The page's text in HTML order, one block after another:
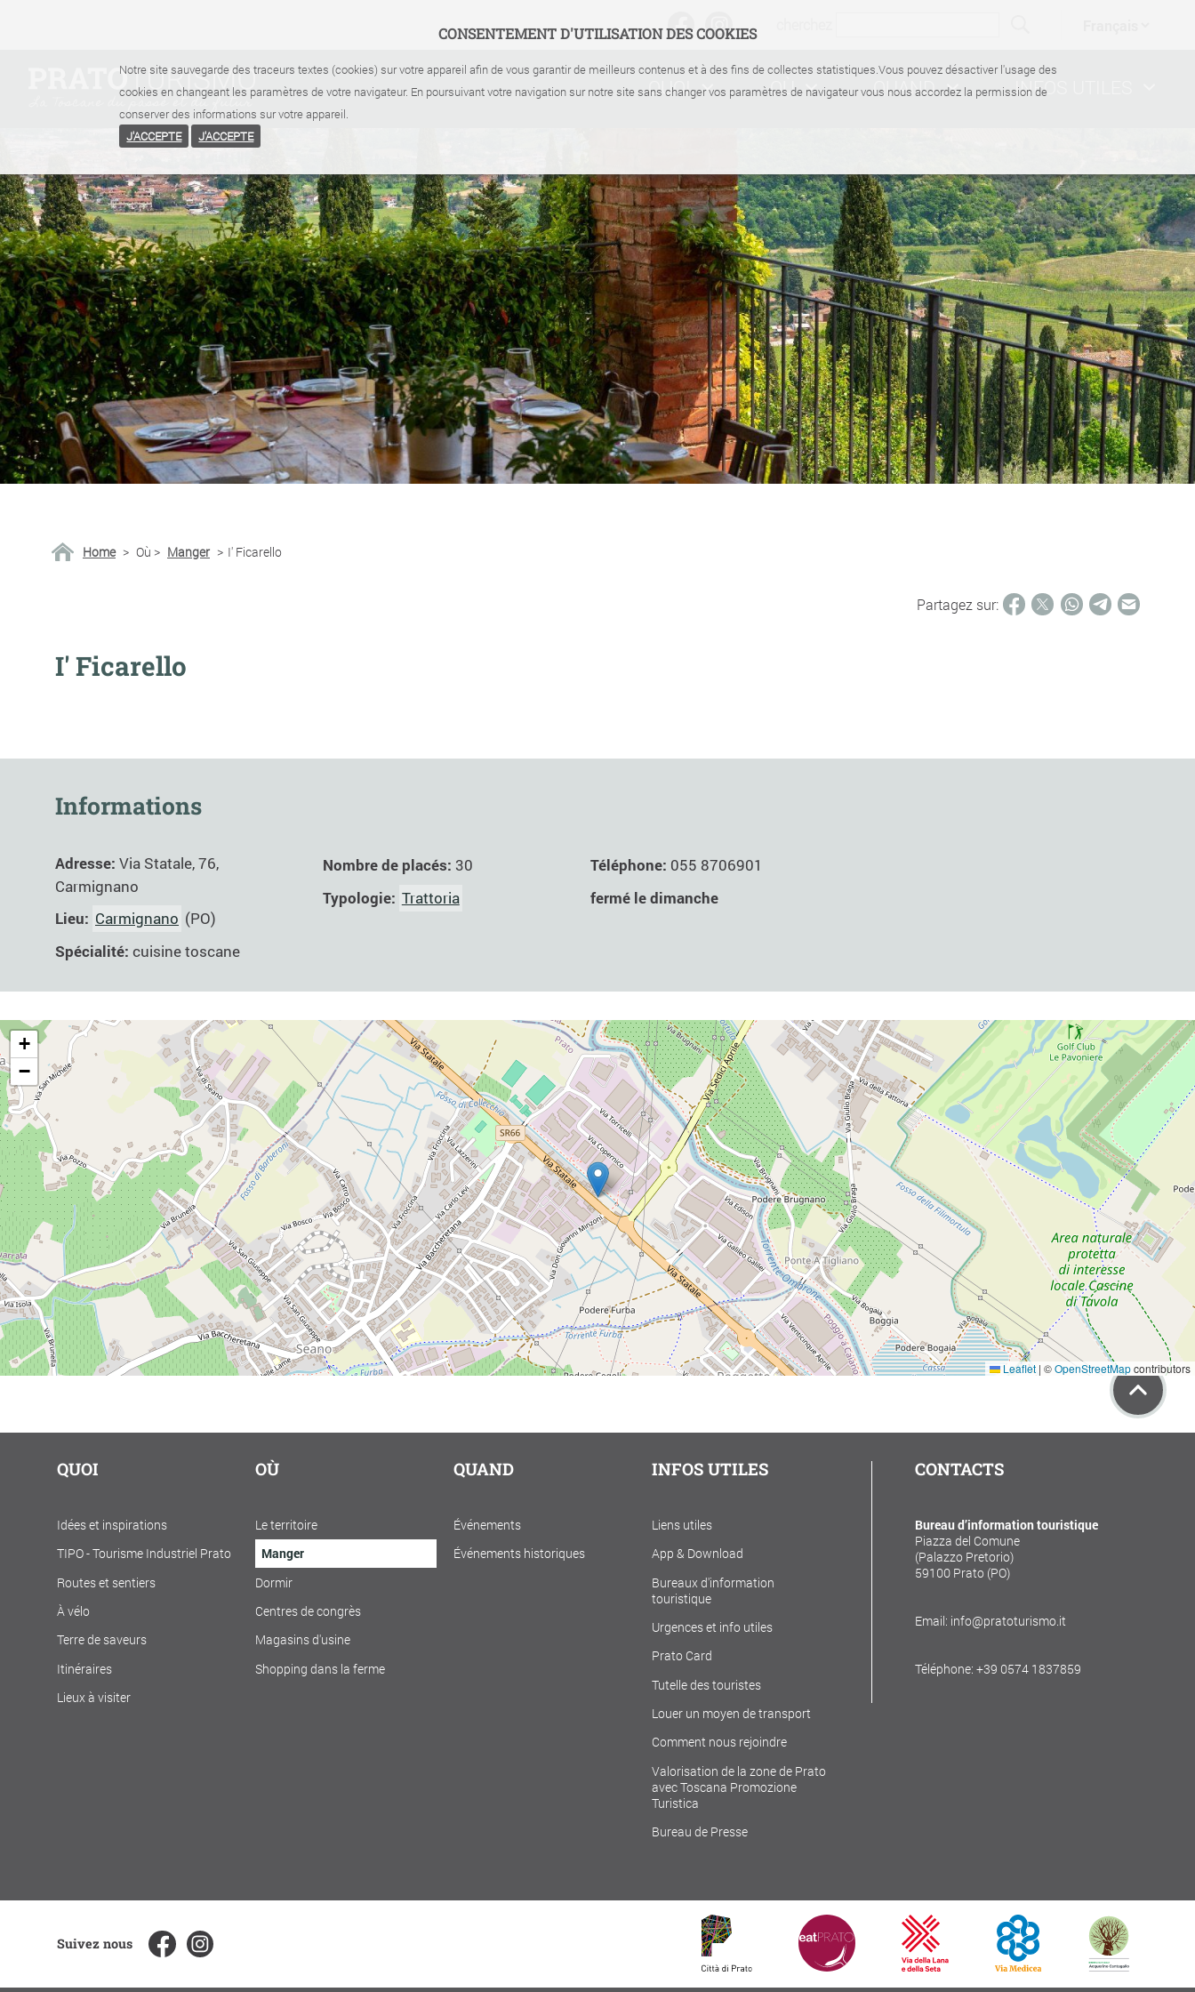
CONSENTEMENT D'UTILISATION DES COOKIES
Notre site sauvegarde des traceurs textes (cookies) sur votre appareil afin de vous garantir de meilleurs contenus et à des fins de collectes statistiques.Vous pouvez désactiver l'usage des
cookies en changeant les paramètres de votre navigateur. En poursuivant votre navigation sur notre site sans changer vos paramètres de navigateur vous nous accordez la permission de
conserver des informations sur votre appareil.
J'ACCEPTE
J'ACCEPTE
QUOI OÙ QUAND INFOS UTILES
Home > Où > Manger > I' Ficarello
Partagez sur:
I' Ficarello
Informations
Adresse: Via Statale, 76,
Carmignano
Lieu: Carmignano (PO)
Spécialité: cuisine toscane
Nombre de placés: 30
Typologie: Trattoria
Téléphone: 055 8706901
fermé le dimanche
+
−
Leaflet | ©OpenStreetMapcontributors
QUOI
Idées et inspirations
TIPO - Tourisme Industriel Prato
Routes et sentiers
À vélo
Terre de saveurs
Itinéraires
Lieux à visiter
OÙ
Le territoire
Manger
Dormir
Centres de congrès
Magasins d'usine
Shopping dans la ferme
QUAND
Événements
Événements historiques
INFOS UTILES
Liens utiles
App & Download
Bureaux d'information
touristique
Urgences et info utiles
Prato Card
Tutelle des touristes
Louer un moyen de transport
Comment nous rejoindre
Valorisation de la zone de Prato
avec Toscana Promozione
Turistica
Bureau de Presse
CONTACTS
Bureau d’information touristique
Piazza del Comune
(Palazzo Pretorio)
59100 Prato (PO)
Email: info@pratoturismo.it
Téléphone: +39 0574 1837859
Suivez nous